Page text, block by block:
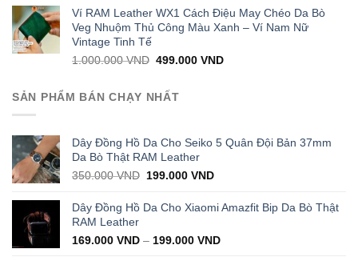
was:
1.000.000 VND.
is:
399.000 VND.
Ví RAM Leather WX1 Cách Điệu May Chéo Da Bò
Veg Nhuộm Thủ Công Màu Xanh – Ví Nam Nữ
Vintage Tinh Tế
1.000.000VND Original
was:
1.000.000 VND.
499.000VNDCurrent
SẢN PHẨM BÁN CHẠY NHẤT
Dây Đồng Hồ Da Cho Seiko 5 Quân Đội Bản 37mm
Da Bò Thật RAM Leather
350.000VND Original
was:
199.000VNDCurrent
is:
199.000 VND.
Dây Đồng Hồ Da Cho Xiaomi Amazfit Bip Da Bò Thật
RAM Leather
169.000 VND – 199.000 VND